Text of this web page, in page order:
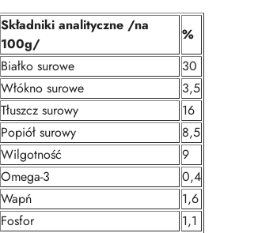
Składniki analityczne /na
100g/
%
Białko surowe
30
Włókno surowe
3,5
Tłuszcz surowy
16
Popiół surowy
8,5
Wilgotność
9
Omega-3
0,4
Wapń
1,6
Fosfor
1,1